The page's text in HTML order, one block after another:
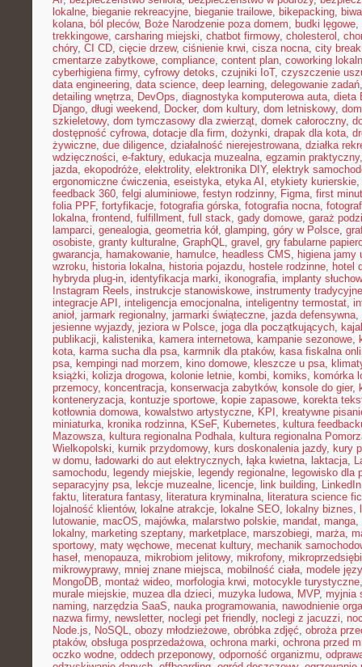
lokalne, bieganie rekreacyjne, bieganie trailowe, bikepacking,
kolana, ból pleców, Boże Narodzenie poza domem, budki lęgowe,
trekkingowe, carsharing miejski, chatbot firmowy, cholesterol ,
chóry, CI CD, cięcie drzew, ciśnienie krwi, cisza nocna, city
cmentarze zabytkowe, compliance, content plan, coworking
cyberhigiena firmy, cyfrowy detoks, czujniki IoT, czyszczenie
data engineering, data science, deep learning, delegowanie zadań
detailing wnętrza, DevOps, diagnostyka komputerowa auta, dieta
Django, długi weekend, Docker, dom kultury, dom letniskowy,
szkieletowy, dom tymczasowy dla zwierząt, domek całoroczny,
dostępność cyfrowa, dotacje dla firm, dożynki, drapak dla kota,
żywiczne, due diligence, działalność nierejestrowana, działka
wdzięczności, e-faktury, edukacja muzealna, egzamin praktyczny
jazda, ekopodróże, elektrolity, elektronika DIY, elektryk
ergonomiczne ćwiczenia, eseistyka, etyka AI , etykiety kurierskie,
feedback 360, felgi aluminiowe, festyn rodzinny, Figma, first
folia PPF, fortyfikacje, fotografia górska, fotografia nocna,
lokalna, frontend, fulfillment, full stack, gady domowe, garaż
lamparci, genealogia, geometria kół, glamping, góry w Polsce,
osobiste, granty kulturalne, GraphQL, gravel , gry fabularne
gwarancja, hamakowanie, hamulce, headless CMS, higiena jamy
wzroku, historia lokalna, historia pojazdu, hostele rodzinne, hotel
hybryda plug-in, identyfikacja marki, ikonografia, implanty
Instagram Reels, instrukcje stanowiskowe, instrumenty tradycyjne
integracje API , inteligencja emocjonalna, inteligentny termostat,
anioł, jarmark regionalny, jarmarki świąteczne, jazda defensywna,
jesienne wyjazdy, jeziora w Polsce, joga dla początkujących,
publikacji, kalistenika, kamera internetowa, kampanie sezonowe,
kota, karma sucha dla psa, karmnik dla ptaków, kasa fiskalna
psa, kempingi nad morzem, kino domowe, kleszcze u psa,
książki, kolizja drogowa, kolonie letnie, kombi, komiks, komórka
przemocy, koncentracja, konserwacja zabytków, konsole do gier,
konteneryzacja, kontuzje sportowe, kopie zapasowe, korekta
kotłownia domowa, kowalstwo artystyczne, KPI , kreatywne
miniaturka, kronika rodzinna, KSeF, Kubernetes, kultura
Mazowsza, kultura regionalna Podhala, kultura regionalna
Wielkopolski, kurnik przydomowy, kurs doskonalenia jazdy, kury
w domu, ładowarki do aut elektrycznych, łąka kwietna, laktacja,
samochodu, legendy miejskie, legendy regionalne, legowisko dla
separacyjny psa, lekcje muzealne, licencje, link building,
faktu, literatura fantasy, literatura kryminalna, literatura science
lojalność klientów, lokalne atrakcje, lokalne SEO, lokalny biznes,
lutowanie, macOS, majówka, malarstwo polskie, mandat, manga,
lokalny, marketing szeptany, marketplace, marszobiegi, marża,
sportowy, maty węchowe, mecenat kultury, mechanik
haseł, menopauza, mikrobiom jelitowy, mikrofony,
mikrowyprawy, mniej znane miejsca, mobilność ciała, modele
MongoDB, montaż wideo, morfologia krwi, motocykle turystyczne
murale miejskie, muzea dla dzieci, muzyka ludowa, MVP, myjnia
naming, narzędzia SaaS, nauka programowania, nawodnienie
nazwa firmy, newsletter, noclegi pet friendly, noclegi z jacuzzi,
Node.js, NoSQL, obozy młodzieżowe, obróbka zdjęć, obroża
ptaków, obsługa posprzedażowa, ochrona marki, ochrona przed
oczko wodne, oddech przeponowy, odporność organizmu,